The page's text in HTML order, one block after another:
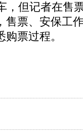
但记者在售
售票、安保工
票过程。